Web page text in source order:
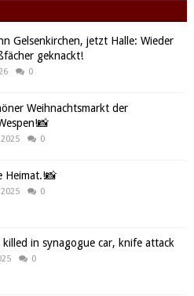
Gelsenkirchen, jetzt Halle: Wieder
geknackt!
0
Weihnachtsmarkt der
0
Heimat.!📸
0
killed in synagogue car, knife attack
0